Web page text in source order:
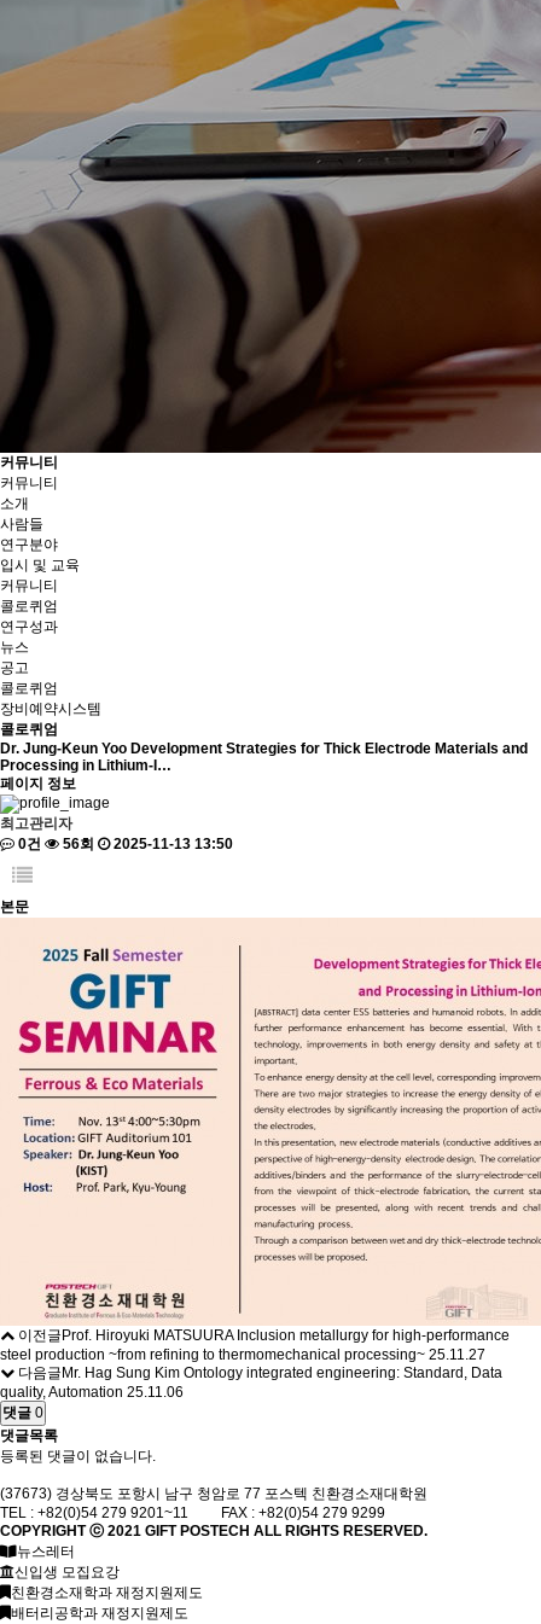
커뮤니티
커뮤니티
소개
사람들
연구분야
입시 및 교육
커뮤니티
콜로퀴엄
연구성과
뉴스
공고
콜로퀴엄
장비예약시스템
콜로퀴엄
Dr. Jung-Keun Yoo Development Strategies for Thick Electrode Materials and
Processing in Lithium-I…
페이지 정보
최고관리자
0건
56회 2025-11-13 13:50
본문
이전글 Prof. Hiroyuki MATSUURA Inclusion metallurgy for high-performance
steel production ~from refining to thermomechanical processing~ 25.11.27
다음글 Mr. Hag Sung Kim Ontology integrated engineering: Standard, Data
quality, Automation 25.11.06
댓글 0
댓글목록
등록된 댓글이 없습니다.
(37673) 경상북도 포항시 남구 청암로 77 포스텍 친환경소재대학원
TEL : +82(0)54 279 9201~11 FAX : +82(0)54 279 9299
COPYRIGHT ⓒ 2021 GIFTPOSTECH ALL RIGHTS RESERVED.
뉴스레터
신입생 모집요강
친환경소재학과 재정지원제도
배터리공학과 재정지원제도